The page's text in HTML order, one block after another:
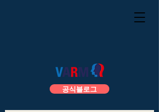
공식블로그